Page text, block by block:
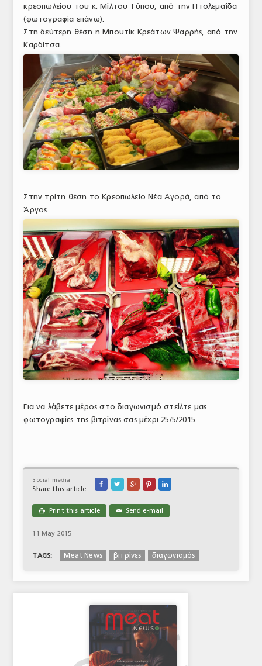
ΥΠΗΡΕΣΙΕΣ
ΕΜΠΟΡΙΚΟΙ ΑΝΤΙΠΡΟΣΩΠΟΙ
ΝΟΜΟΘΕΣΙΑ
ΕΛΛΗΝΙΚΗ ΝΟΜΟΘΕΣΙΑ
ΕΥΡΩΠΑΪΚΗ ΝΟΜΟΘΕΣΙΑ
ΤΟ ΠΕΡΙΟΔΙΚΟ
Profile
ΑΡΧΕΙΟ ΤΕΥΧΩΝ
ΣΥΝΕΔΡΙΟ ΚΡΕΑΤΟΣ
κρεοπωλείου του κ. Μίλτου Τύπου, από την Πτολεμαΐδα
(φωτογραφία επάνω).
Στη δεύτερη θέση η Μπουτίκ Κρεάτων Ψαρρής, από την
Καρδίτσα.
Στην τρίτη θέση το Κρεοπωλείο Νέα Αγορά, από το
Άργος.
Για να λάβετε μέρος στο διαγωνισμό στείλτε μας
φωτογραφίες της βιτρίνας σας μέχρι 25/5/2015.
Social media
Share this article
    
 Print this article ✉ Send e-mail
11 May 2015
TAGS: Meat News βιτρίνες διαγωνισμός